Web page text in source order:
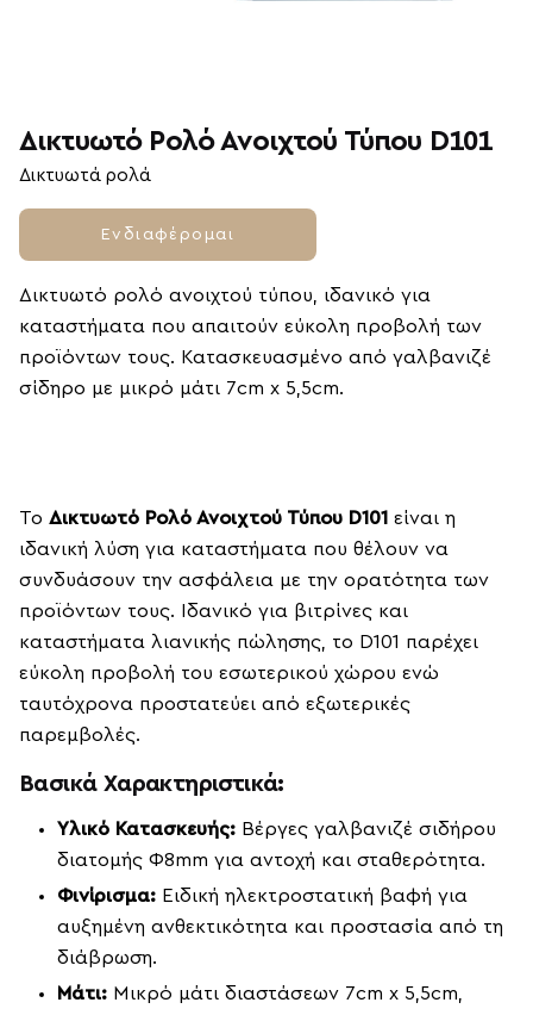
Δικτυωτό Ρολό Ανοιχτού Τύπου D101
Δικτυωτά ρολά
Ενδιαφέρομαι
Δικτυωτό ρολό ανοιχτού τύπου, ιδανικό για
καταστήματα που απαιτούν εύκολη προβολή των
προϊόντων τους. Κατασκευασμένο από γαλβανιζέ
σίδηρο με μικρό μάτι 7cm x 5,5cm.
Το Δικτυωτό Ρολό Ανοιχτού Τύπου D101 είναι η
ιδανική λύση για καταστήματα που θέλουν να
συνδυάσουν την ασφάλεια με την ορατότητα των
προϊόντων τους. Ιδανικό για βιτρίνες και
καταστήματα λιανικής πώλησης, το D101 παρέχει
εύκολη προβολή του εσωτερικού χώρου ενώ
ταυτόχρονα προστατεύει από εξωτερικές
παρεμβολές.
Βασικά Χαρακτηριστικά:
Υλικό Κατασκευής: Βέργες γαλβανιζέ σιδήρου
διατομής Φ8mm για αντοχή και σταθερότητα.
Φινίρισμα: Ειδική ηλεκτροστατική βαφή για
αυξημένη ανθεκτικότητα και προστασία από τη
διάβρωση.
Μάτι: Μικρό μάτι διαστάσεων 7cm x 5,5cm,